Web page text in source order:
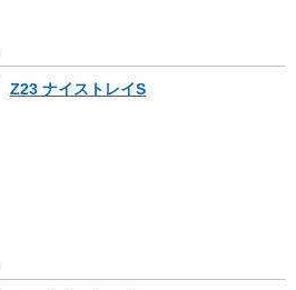
Z23 ナイストレイS